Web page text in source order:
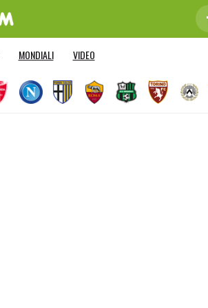
MONDIALI VIDEO